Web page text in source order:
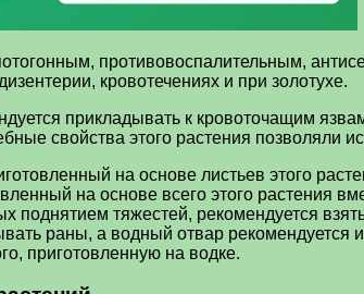
противовоспалительным,
кровотечениях и при золотухе.
прикладывать к кровоточащим
свойства этого растения позволяли
на основе листьев этого
на основе всего этого растения
поднятием тяжестей, рекомендуется
раны, а водный отвар рекомендуется
приготовленную на водке.